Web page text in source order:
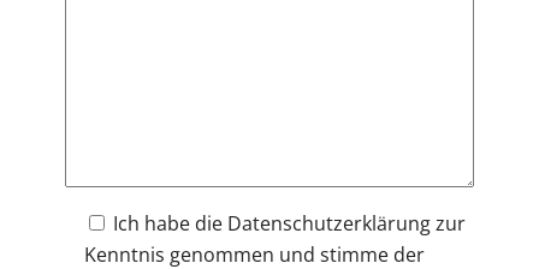
Ich habe die Datenschutzerklärungzur
Kenntnis genommen und stimme der